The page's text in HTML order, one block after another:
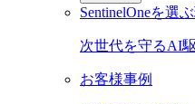
SentinelOneを選
次世代を守るAI
お客様事例